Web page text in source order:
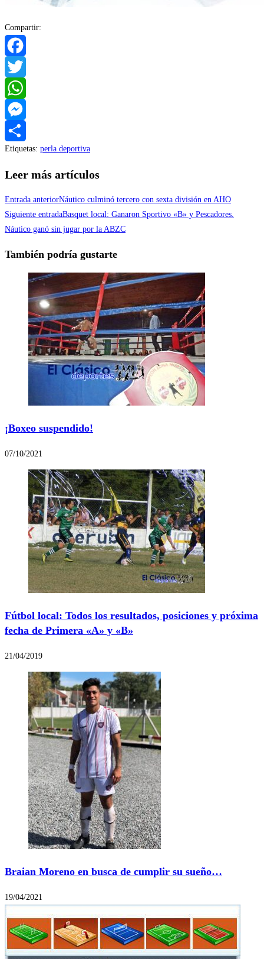
Compartir:
Facebook
Twitter
WhatsApp
Messenger
Compartir
Etiquetas: perla deportiva
Leer más artículos
Entrada anteriorNáutico culminó tercero con sexta división en AHO
Siguiente entradaBasquet local: Ganaron Sportivo «B» y Pescadores.
Náutico ganó sin jugar por la ABZC
También podría gustarte
¡Boxeo suspendido!
07/10/2021
Fútbol local: Todos los resultados, posiciones y próxima
fecha de Primera «A» y «B»
21/04/2019
Braian Moreno en busca de cumplir su sueño…
19/04/2021